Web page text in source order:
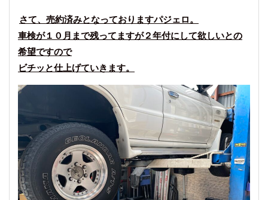
さて、売約済みとなっておりますパジェロ。
車検が１０月まで残ってますが２年付にして欲しいとの
希望ですので
ビチッと仕上げていきます。